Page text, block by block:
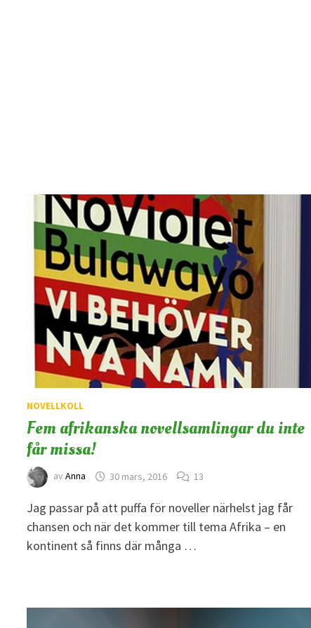
NOVELLKOLL
Fem afrikanska novellsamlingar du inte
får missa!
avAnna 30 mars, 2016 13
Jag passar på att puffa för noveller närhelst jag får
chansen och när det kommer till tema Afrika – en
kontinent så finns där många …